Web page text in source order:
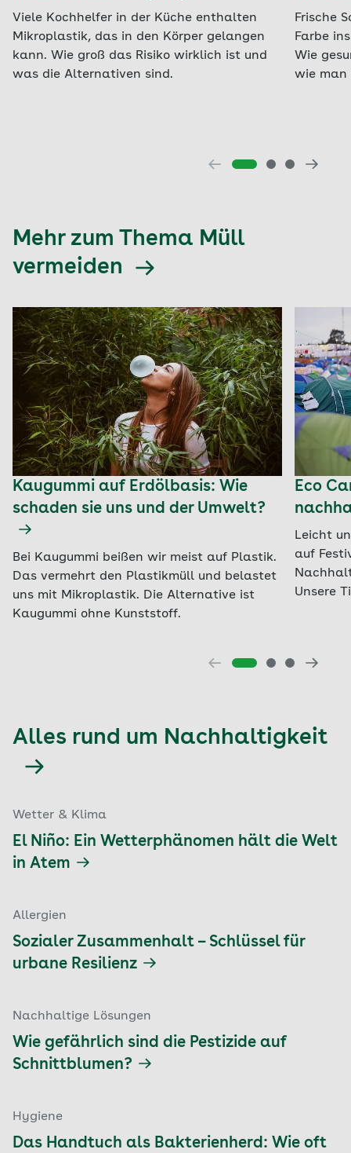
Viele Kochhelfer in der Küche enthalten
Mikroplastik, das in den Körper gelangen
kann. Wie groß das Risiko wirklich ist und
was die Alternativen sind.
Frische
Farbe
Wie
wie man
Mehr zum Thema Müll
vermeiden
Kaugummi auf Erdölbasis: Wie
schaden sie uns und der Umwelt?
Bei Kaugummi beißen wir meist auf Plastik.
Das vermehrt den Plastikmüll und belastet
uns mit Mikroplastik. Die Alternative ist
Kaugummi ohne Kunststoff.
Eco
Leicht
auf
Unsere
Alles rund um Nachhaltigkeit
Wetter & Klima
El Niño: Ein Wetterphänomen hält die Welt
in Atem
Allergien
Sozialer Zusammenhalt – Schlüssel für
urbane Resilienz
Nachhaltige Lösungen
Wie gefährlich sind die Pestizide auf
Schnittblumen?
Hygiene
Das Handtuch als Bakterienherd: Wie oft